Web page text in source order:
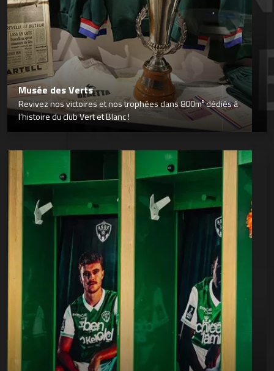
Musée des Verts
Revivez nos victoires et nos trophées dans 800m² dédiés à
l’histoire du club Vert et Blanc !